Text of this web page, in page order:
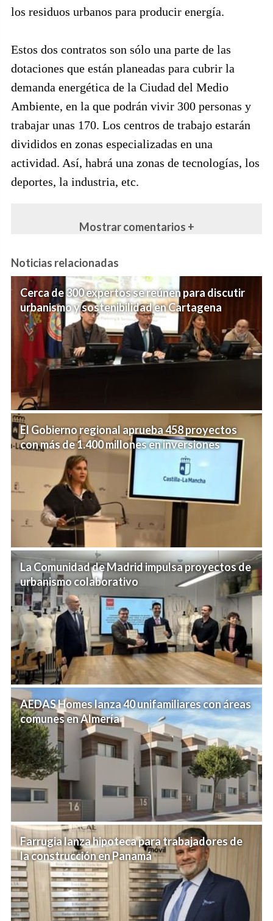
los residuos urbanos para producir energía.
Estos dos contratos son sólo una parte de las
dotaciones que están planeadas para cubrir la
demanda energética de la Ciudad del Medio
Ambiente, en la que podrán vivir 300 personas y
trabajar unas 170. Los centros de trabajo estarán
divididos en zonas especializadas en una
actividad. Así, habrá una zonas de tecnologías, los
deportes, la industria, etc.
Mostrar comentarios +
Noticias relacionadas
Cerca de 300 expertos se reúnen para discutir
urbanismo y sostenibilidad en Cartagena
El Gobierno regional aprueba 458 proyectos
con más de 1.400 millones en inversiones
La Comunidad de Madrid impulsa proyectos de
urbanismo colaborativo
AEDAS Homes lanza 40 unifamiliares con áreas
comunes en Almería
Farrugia lanza hipoteca para trabajadores de
la construcción en Panamá